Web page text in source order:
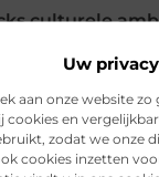
Uw
aan onze website
cookies en
zodat we onze
cookies inzetten
culturele